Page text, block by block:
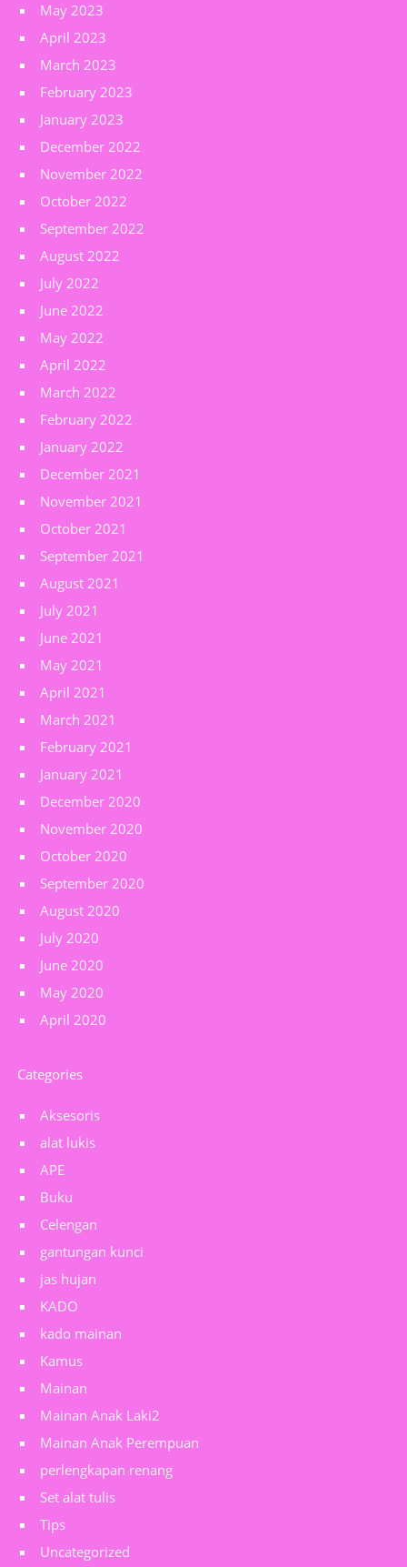
May 2023
April 2023
March 2023
February 2023
January 2023
December 2022
November 2022
October 2022
September 2022
August 2022
July 2022
June 2022
May 2022
April 2022
March 2022
February 2022
January 2022
December 2021
November 2021
October 2021
September 2021
August 2021
July 2021
June 2021
May 2021
April 2021
March 2021
February 2021
January 2021
December 2020
November 2020
October 2020
September 2020
August 2020
July 2020
June 2020
May 2020
April 2020
Categories
Aksesoris
alat lukis
APE
Buku
Celengan
gantungan kunci
jas hujan
KADO
kado mainan
Kamus
Mainan
Mainan Anak Laki2
Mainan Anak Perempuan
perlengkapan renang
Set alat tulis
Tips
Uncategorized